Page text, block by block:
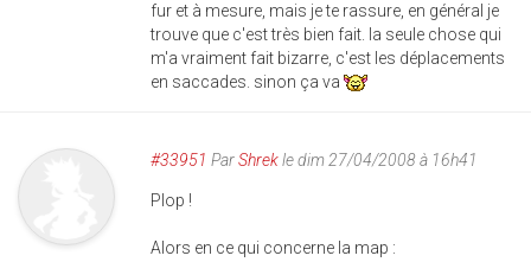
fur et à mesure, mais je te rassure, en général je
trouve que c'est très bien fait. la seule chose qui
m'a vraiment fait bizarre, c'est les déplacements
en saccades. sinon ça va
#33951 ParShrekle dim 27/04/2008 à 16h41
Plop !
Alors en ce qui concerne la map :